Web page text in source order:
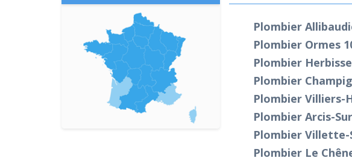
Plombier
Plombier Ormes
Plombier
Plombier
Plombier Villiers-
Plombier Arcis-
Plombier Villette-
Plombier Le